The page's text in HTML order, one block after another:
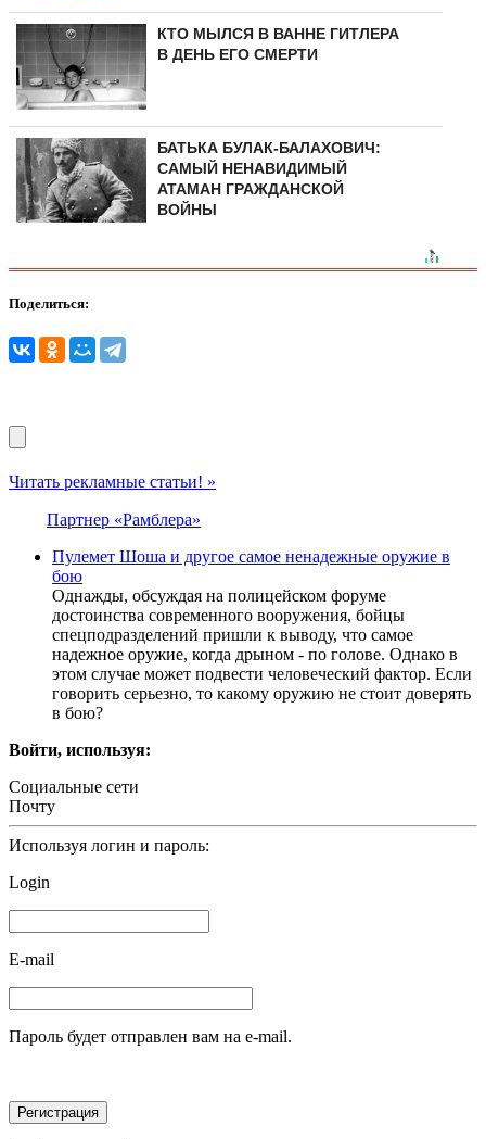
КТО МЫЛСЯ В ВАННЕ ГИТЛЕРА
В ДЕНЬ ЕГО СМЕРТИ
БАТЬКА БУЛАК-БАЛАХОВИЧ:
САМЫЙ НЕНАВИДИМЫЙ
АТАМАН ГРАЖДАНСКОЙ
ВОЙНЫ
Поделиться:
Читать рекламные статьи! »
Партнер «Рамблера»
Пулемет Шоша и другое самое ненадежные оружие в
бою
Однажды, обсуждая на полицейском форуме
достоинства современного вооружения, бойцы
спецподразделений пришли к выводу, что самое
надежное оружие, когда дрыном - по голове. Однако в
этом случае может подвести человеческий фактор. Если
говорить серьезно, то какому оружию не стоит доверять
в бою?
Войти, используя:
Социальные сети
Почту
Используя логин и пароль:
Login
E-mail
Пароль будет отправлен вам на e-mail.